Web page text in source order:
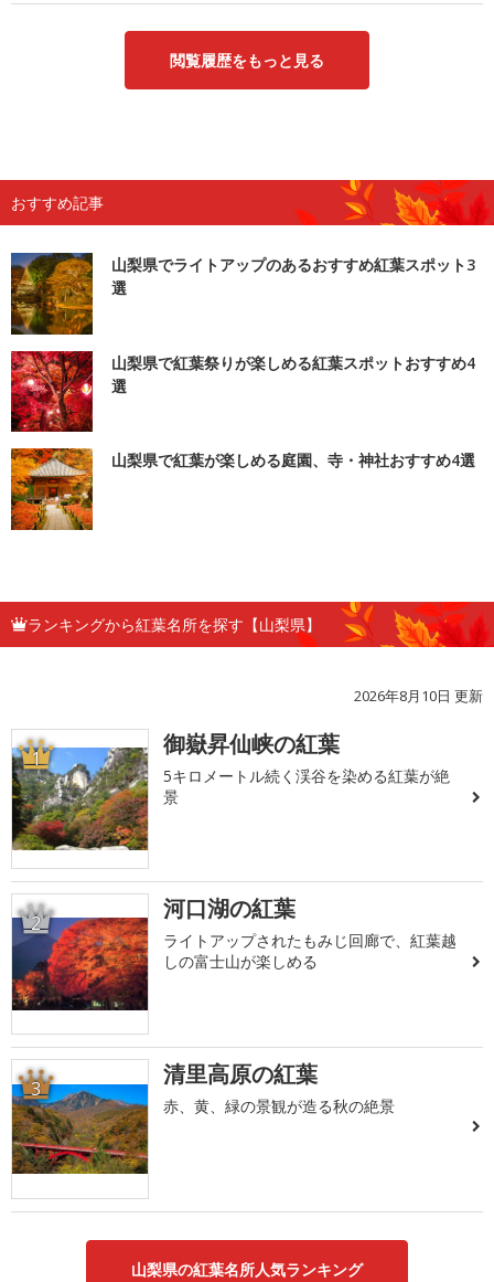
閲覧履歴をもっと見る
おすすめ記事
山梨県でライトアップのあるおすすめ紅葉スポット3
選
山梨県で紅葉祭りが楽しめる紅葉スポットおすすめ4
選
山梨県で紅葉が楽しめる庭園、寺・神社おすすめ4選
ランキングから紅葉名所を探す【山梨県】
2026年8月10日 更新
1 御嶽昇仙峡の紅葉
5キロメートル続く渓谷を染める紅葉が絶
景
2 河口湖の紅葉
ライトアップされたもみじ回廊で、紅葉越
しの富士山が楽しめる
3 清里高原の紅葉
赤、黄、緑の景観が造る秋の絶景
山梨県の紅葉名所人気ランキング